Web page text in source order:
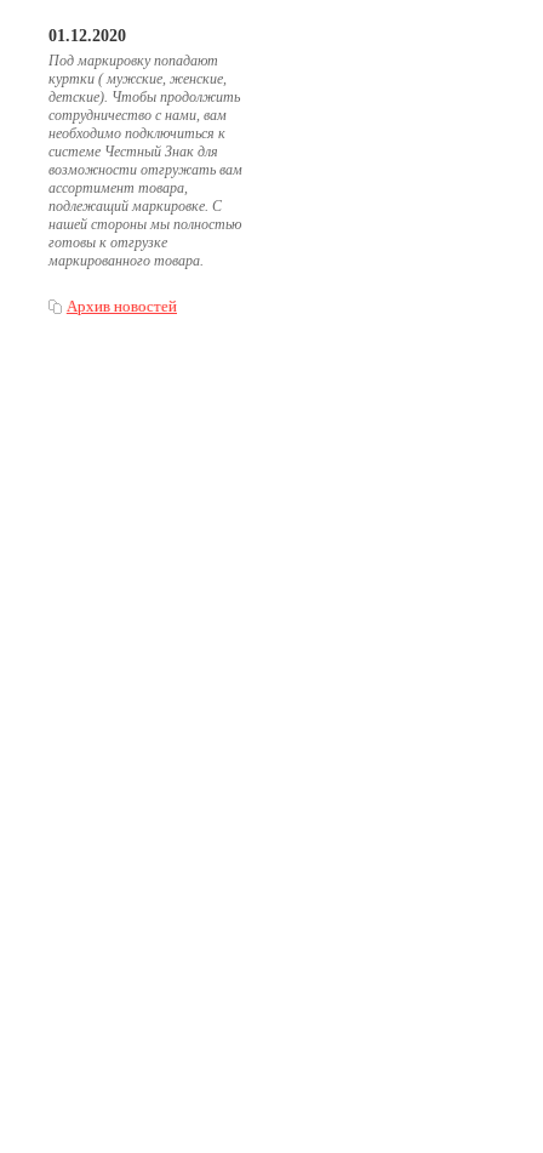
01.12.2020
Под маркировку попадают
куртки ( мужские, женские,
детские). Чтобы продолжить
сотрудничество с нами, вам
необходимо подключиться к
системе Честный Знак для
возможности отгружать вам
ассортимент товара,
подлежащий маркировке. С
нашей стороны мы полностью
готовы к отгрузке
маркированного товара.
Архив новостей